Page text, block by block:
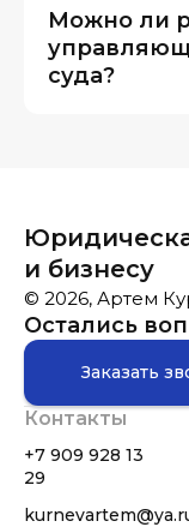
Можно ли
суда?
и бизнесу
© 2026, Артем
Остались
Заказать
Контакты
+7 909 928 13
29